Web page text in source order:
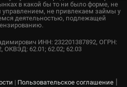
в какой бы то ни было форме, не
не привлекаем займы у
деятельностью, подлежащей
ИНН: 232201387892, ОГРН:
ОКВЭД: 62.01; 62.02; 62.03
| Пользовательское соглашение|